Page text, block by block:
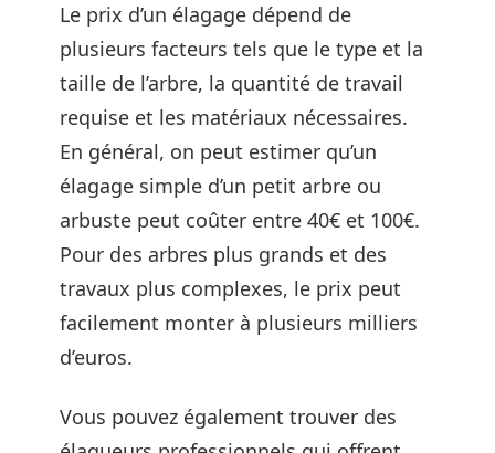
Le prix d’un élagage dépend de
plusieurs facteurs tels que le type et la
taille de l’arbre, la quantité de travail
requise et les matériaux nécessaires.
En général, on peut estimer qu’un
élagage simple d’un petit arbre ou
arbuste peut coûter entre 40€ et 100€.
Pour des arbres plus grands et des
travaux plus complexes, le prix peut
facilement monter à plusieurs milliers
d’euros.
Vous pouvez également trouver des